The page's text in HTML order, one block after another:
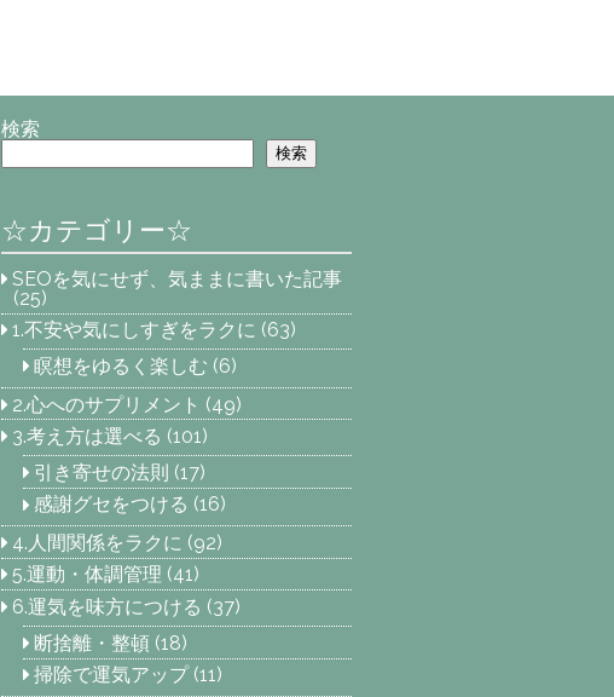
検索
検索
☆カテゴリー☆
SEOを気にせず、気ままに書いた記事
(25)
1.不安や気にしすぎをラクに (63)
瞑想をゆるく楽しむ (6)
2.心へのサプリメント (49)
3.考え方は選べる (101)
引き寄せの法則 (17)
感謝グセをつける (16)
4.人間関係をラクに (92)
5.運動・体調管理 (41)
6.運気を味方につける (37)
断捨離・整頓(18)
掃除で運気アップ(11)